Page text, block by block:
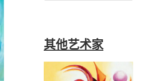
其他艺术家